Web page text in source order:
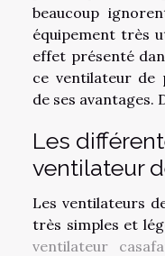
beaucoup
équipement très
effet présenté
ce ventilateur de
de ses avantages.
Les
ventilateur
Les ventilateurs
très simples et
ventilateur